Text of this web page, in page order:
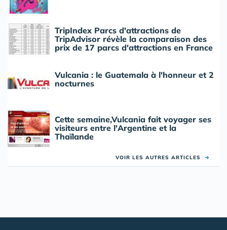
TripIndex Parcs d'attractions de
TripAdvisor révèle la comparaison des
prix de 17 parcs d'attractions en France
Vulcania : le Guatemala à l'honneur et 2
nocturnes
Cette semaine,Vulcania fait voyager ses
visiteurs entre l'Argentine et la
Thaïlande
VOIR LES AUTRES ARTICLES ➜